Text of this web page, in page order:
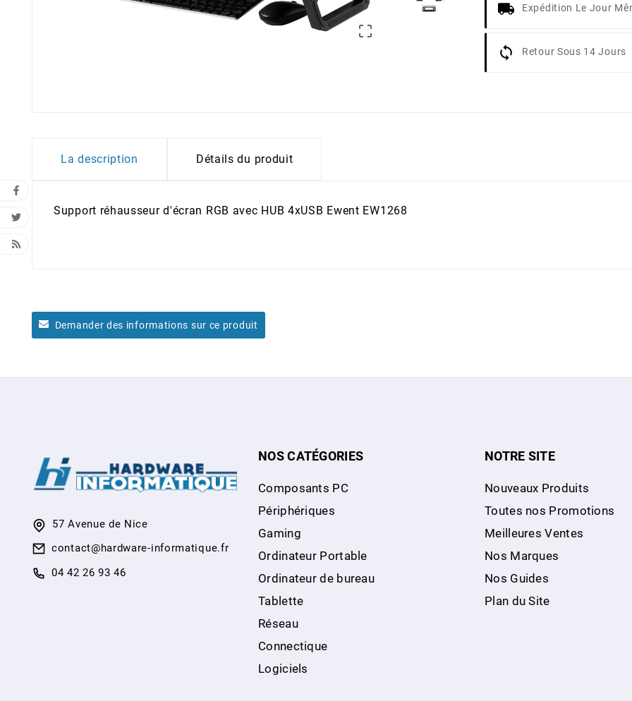

Expédition Le Jour
Retour Sous 14 Jours
La description Détails du produit
Support réhausseur d'écran RGB avec HUB 4xUSB Ewent EW1268
Demander des informations sur ce produit
57 Avenue de Nice
contact@hardware-informatique.fr
04 42 26 93 46
NOS CATÉGORIES
Composants PC
Périphériques
Gaming
Ordinateur Portable
Ordinateur de bureau
Tablette
Réseau
Connectique
Logiciels
NOTRE SITE
Nouveaux Produits
Toutes nos Promotions
Meilleures Ventes
Nos Marques
Nos Guides
Plan du Site